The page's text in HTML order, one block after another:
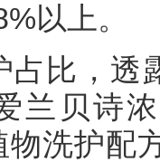
以上。
比，透
兰贝诗
洗护配